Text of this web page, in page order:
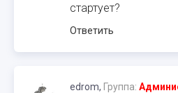
стартует?
Ответить
edrom, Группа: